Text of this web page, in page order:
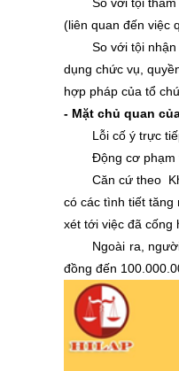
(liên quan đến việc
So với tội
dụng chức vụ,
hợp pháp của tổ
- Mặt chủ quan
Lỗi cố ý trực
Động cơ phạm
Căn cứ theo
có các tình tiết tăng
xét tới việc đã cống
Ngoài ra,
đồng đến